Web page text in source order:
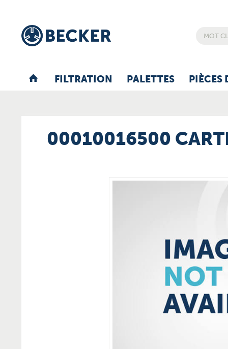
FILTRATION PALETTES PIÈCES
00010016500